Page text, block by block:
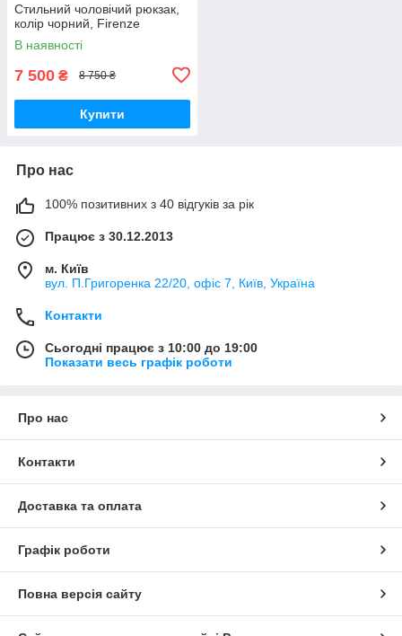
Стильний чоловічий рюкзак,
колір чорний, Firenze
В наявності
7 500 ₴ 8 750 ₴
Купити
Про нас
100% позитивних з 40 відгуків за рік
Працює з 30.12.2013
м. Київ
вул. П.Григоренка 22/20, офіс 7, Київ, Україна
Контакти
Сьогодні працює з 10:00 до 19:00
Показати весь графік роботи
Про нас
Контакти
Доставка та оплата
Графік роботи
Повна версія сайту